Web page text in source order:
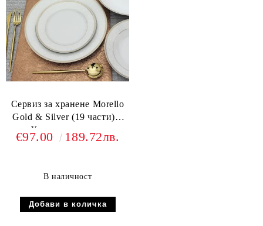
Сервиз за хранене Morello
Gold & Silver (19 части) –
Хармония между
благородни метали
€97.00 189.72лв.
В наличност